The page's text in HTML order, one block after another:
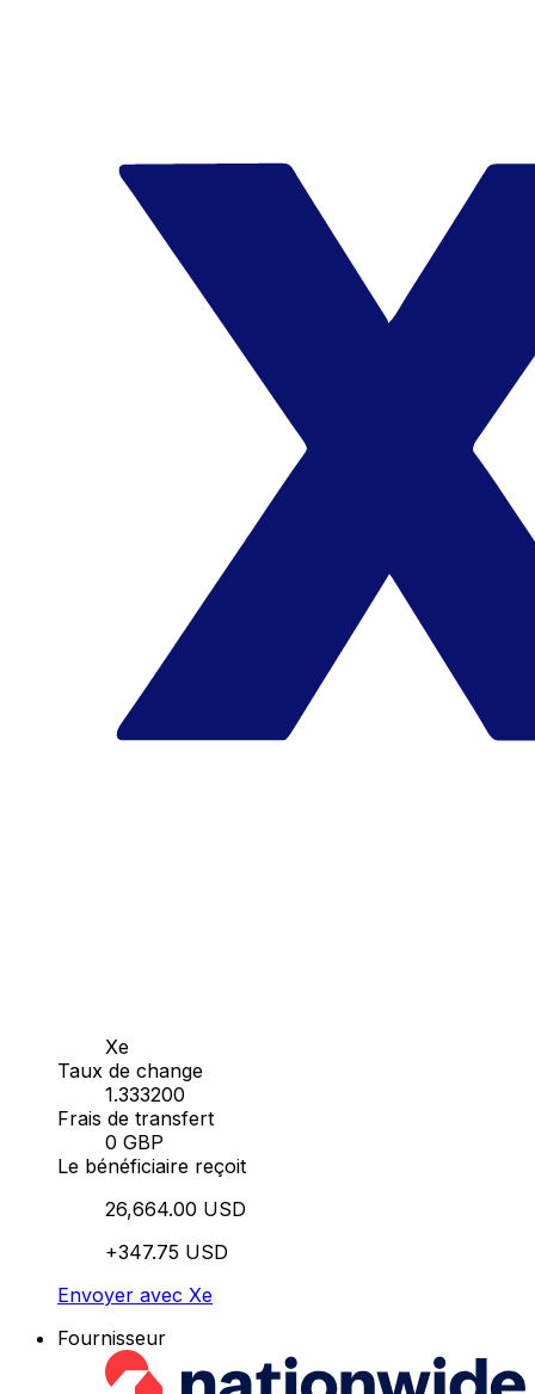
Xe
Taux de change
1.333200
Frais de transfert
0 GBP
Le bénéficiaire reçoit
26,664.00 USD
+347.75 USD
Envoyer avec Xe
Fournisseur